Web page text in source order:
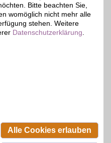
BSW-Vorteil sichern.
Zum Partnerprofil
Bitte beachten Sie,
womöglich nicht mehr alle
stehen. Weitere
Datenschutzerklärung
Alle Cookies erlauben